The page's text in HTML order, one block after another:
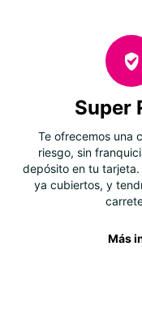
Super
Te ofrecemos una
riesgo, sin
depósito en tu
ya cubiertos, y
Más